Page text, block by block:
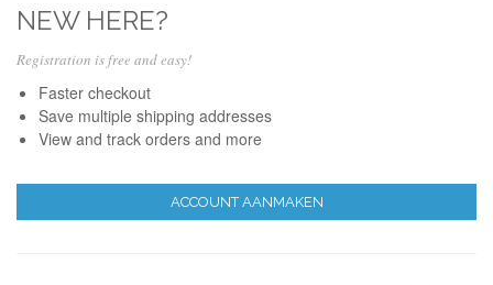
NEW HERE?
Registration is free and easy!
Faster checkout
Save multiple shipping addresses
View and track orders and more
ACCOUNT AANMAKEN